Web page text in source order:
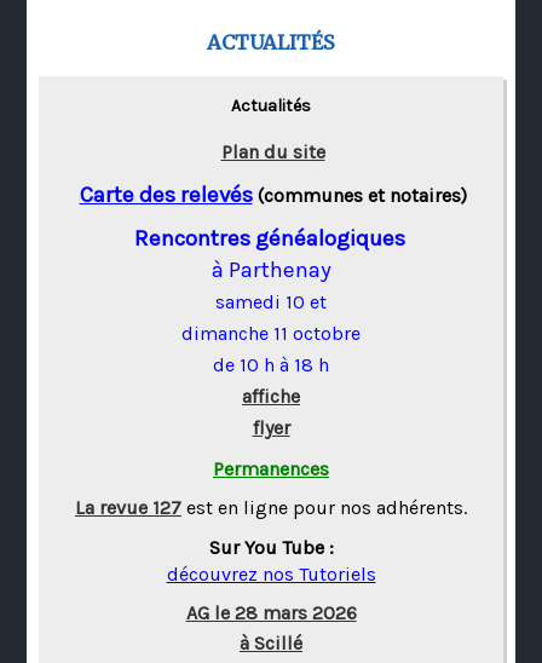
ACTUALITÉS
Actualités
Plan du site
Carte des relevés(communes et notaires)
Rencontres généalogiques
à Parthenay
samedi 10 et
dimanche 11 octobre
de 10 h à 18 h
affiche
flyer
Permanences
La revue 127 est en ligne pour nos adhérents.
Sur You Tube :
découvrez nos Tutoriels
AG le 28 mars 2026
à Scillé